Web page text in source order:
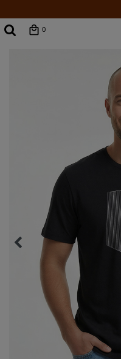
0